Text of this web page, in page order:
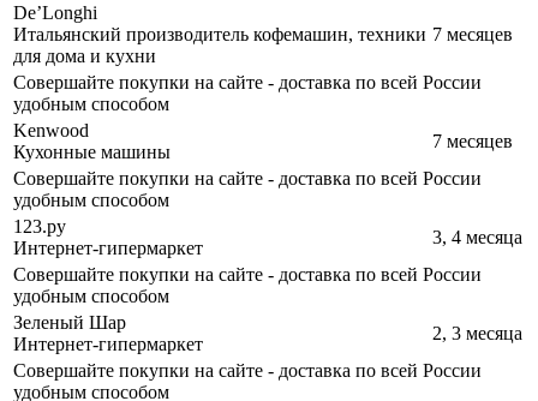
De’Longhi
Итальянский производитель кофемашин, техники
для дома и кухни
7 месяцев
Совершайте покупки на сайте - доставка по всей России
удобным способом
Kenwood
Кухонные машины
7 месяцев
Совершайте покупки на сайте - доставка по всей России
удобным способом
123.ру
Интернет-гипермаркет
3, 4 месяца
Совершайте покупки на сайте - доставка по всей России
удобным способом
Зеленый Шар
Интернет-гипермаркет
2, 3 месяца
Совершайте покупки на сайте - доставка по всей России
удобным способом